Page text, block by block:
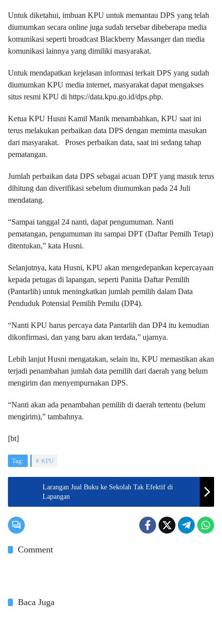
Untuk diketahui, imbuan KPU untuk memantau DPS yang telah
diumumkan secara online juga sudah tersebar dibeberapa media
komunikasi seperti broadcast Blackberry Massanger dan media
komunikasi lainnya yang dimiliki masyarakat.
Untuk mendapatkan kejelasan informasi terkait DPS yang sudah
diumumkan KPU media internet, masyarakat dapat mengakses
situs resmi KPU di https://data.kpu.go.id/dps.php.
Ketua KPU Husni Kamil Manik menambahkan, KPU saat ini
terus melakukan perbaikan data DPS dengan meminta masukan
dari masyarakat. Proses perbaikan data, saat ini sedang tahap
pematangan.
Jumlah perbaikan data DPS sebagai acuan DPT yang masuk terus
dihitung dan diverifikasi sebelum diumumkan pada 24 Juli
mendatang.
“Sampai tanggal 24 nanti, dapat pengumuman. Nanti
pematangan, pengumuman itu sampai DPT (Daftar Pemilh Tetap)
ditentukan,” kata Husni.
Selanjutnya, kata Husni, KPU akan mengedepankan kepercayaan
kepada petugas di lapangan, seperti Panitia Daftar Pemilih
(Pantarlih) untuk meningkatkan jumlah pemilih dalam Data
Penduduk Potensial Pemilih Pemilu (DP4).
“Nanti KPU harus percaya data Pantarlih dan DP4 itu kemudian
dikonfirmasi, dan yang baru akan terdata,” ujarnya.
Lebih lanjut Husni mengatakan, selain itu, KPU memastikan akan
terjadi penambahan jumlah data pemilih dari daerah yang belum
mengirim dan menyempurnakan DPS.
“Nanti akan ada penambahan pemilih di daerah tertentu (belum
mengirim),” tambahnya.
[bt]
Tag: KPU
Larangan Jual Buku ke Sekolah Tak Efektif di
Lapangan
Comment
Baca Juga